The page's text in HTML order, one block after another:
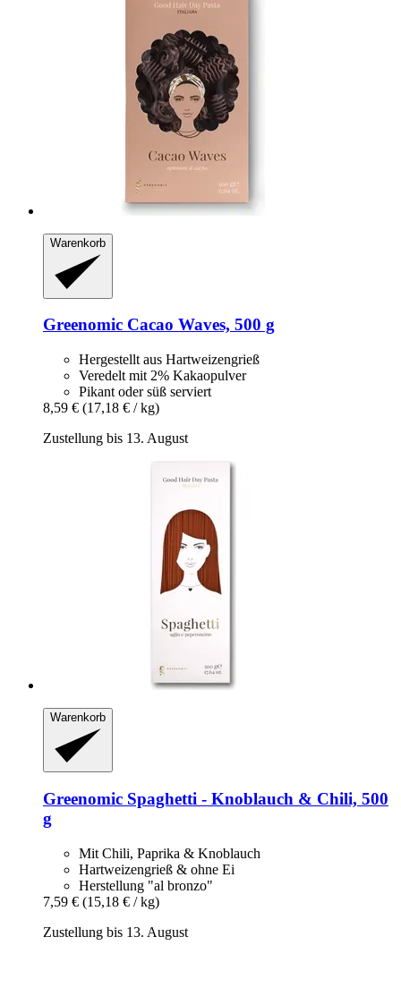
Warenkorb
Greenomic Cacao Waves, 500 g
Hergestellt aus Hartweizengrieß
Veredelt mit 2% Kakaopulver
Pikant oder süß serviert
8,59 € (17,18 € / kg)
Zustellung bis 13. August
Warenkorb
Greenomic Spaghetti -​ Knoblauch & Chili, 500
g
Mit Chili, Paprika & Knoblauch
Hartweizengrieß & ohne Ei
Herstellung "al bronzo"
7,59 € (15,18 € / kg)
Zustellung bis 13. August